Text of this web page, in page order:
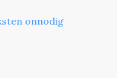
onnodig